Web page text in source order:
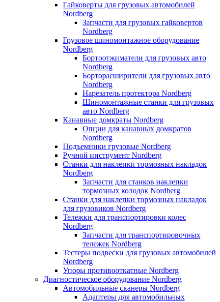
Гайковерты для грузовых автомобилей
Nordberg
Запчасти для грузовых гайковертов
Nordberg
Грузовое шиномонтажное оборудование
Nordberg
Бортоотжиматели для грузовых авто
Nordberg
Борторасширители для грузовых авто
Nordberg
Нарезатель протектора Nordberg
Шиномонтажные станки для грузовых
авто Nordberg
Канавные домкраты Nordberg
Опции для канавных домкратов
Nordberg
Подъемники грузовые Nordberg
Ручной инструмент Nordberg
Станки для наклепки тормозных накладок
Nordberg
Запчасти для станков наклепки
тормозных колодок Nordberg
Станки для наклепки тормозных накладок
для грузовиков Nordberg
Тележки для транспортировки колес
Nordberg
Запчасти для транспортировочных
тележек Nordberg
Тестеры подвески для грузовых автомобилей
Nordberg
Упоры противооткатные Nordberg
Диагностическое оборудование Nordberg
Автомобильные сканеры Nordberg
Адаптеры для автомобильных